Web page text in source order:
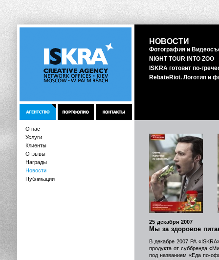
О нас
Услуги
Клиенты
Отзывы
Награды
Новости
Публикации
НОВОСТИ
Фотография и
NIGHT TOUR INTO ZOO
ISKRA готовит по-
RebateRiot. Логотип и
25 декабря 2007
Мы за здоровое
В декабре 2007 РА
продукта от суббренда
под названием «Еда по-